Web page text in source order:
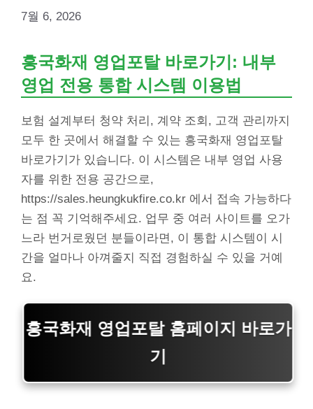
7월 6, 2026
흥국화재 영업포탈 바로가기: 내부
영업 전용 통합 시스템 이용법
보험 설계부터 청약 처리, 계약 조회, 고객 관리까지
모두 한 곳에서 해결할 수 있는 흥국화재 영업포탈
바로가기가 있습니다. 이 시스템은 내부 영업 사용
자를 위한 전용 공간으로,
https://sales.heungkukfire.co.kr 에서 접속 가능하다
는 점 꼭 기억해주세요. 업무 중 여러 사이트를 오가
느라 번거로웠던 분들이라면, 이 통합 시스템이 시
간을 얼마나 아껴줄지 직접 경험하실 수 있을 거예
요.
흥국화재 영업포탈 홈페이지 바로가
기